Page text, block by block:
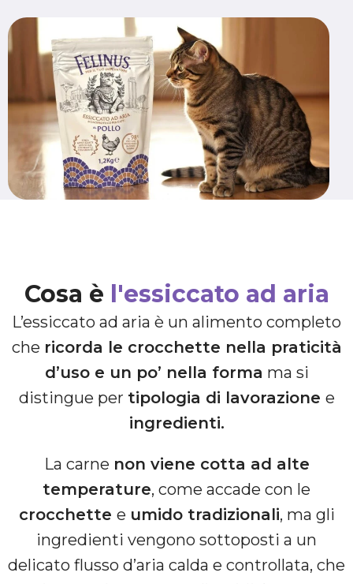
Cosa è l'essiccato ad aria
L’essiccato ad aria è un alimento completo
che ricorda le crocchette nella praticità
d’uso e un po’ nella forma ma si
distingue per tipologia di lavorazione e
ingredienti.
La carne non viene cotta ad alte
temperature, come accade con le
crocchette e umido tradizionali, ma gli
ingredienti vengono sottoposti a un
delicato flusso d’aria calda e controllata, che